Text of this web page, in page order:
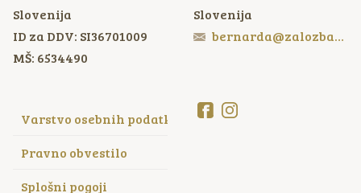
Slovenija
ID za DDV: SI36701009
MŠ: 6534490
Slovenija
bernarda@zalozbabp.si
Varstvo osebnih podatkov
Pravno obvestilo
Splošni pogoji